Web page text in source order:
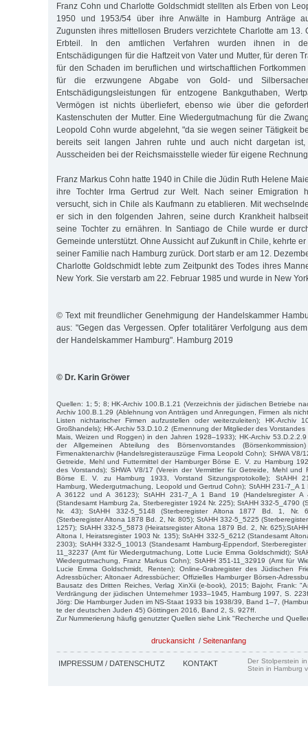
Franz Cohn und Charlotte Goldschmidt stellten als Erben von
1950 und 1953/54 über ihre Anwälte in Hamburg Anträge
Zugunsten ihres mittellosen Bruders verzichtete Charlotte am 13.
Erbteil. In den amtlichen Verfahren wurden ihnen in
Entschädigungen für die Haftzeit von Vater und Mutter, für deren
für den Schaden im beruflichen und wirtschaftlichen
für die erzwungene Abgabe von Gold- und
Entschädigungsleistungen für entzogene Bankguthaben,
Vermögen ist nichts überliefert, ebenso wie über die
Kastenschuten der Mutter. Eine Wiedergutmachung für die
Leopold Cohn wurde abgelehnt, "da sie wegen seiner Tätigkeit
bereits seit langen Jahren ruhte und auch nicht dargetan
Ausscheiden bei der Reichsmaisstelle wieder für eigene
Franz Markus Cohn hatte 1940 in Chile die Jüdin Ruth Helene
ihre Tochter Irma Gertrud zur Welt. Nach seiner Emigration
versucht, sich in Chile als Kaufmann zu etablieren. Mit
er sich in den folgenden Jahren, seine durch Krankheit
seine Tochter zu ernähren. In Santiago de Chile wurde er
Gemeinde unterstützt. Ohne Aussicht auf Zukunft in Chile, kehrte
seiner Familie nach Hamburg zurück. Dort starb er am 12.
Charlotte Goldschmidt lebte zum Zeitpunkt des Todes ihres
New York. Sie verstarb am 22. Februar 1985 und wurde in New
© Text mit freundlicher Genehmigung der Handelskammer
aus: "Gegen das Vergessen. Opfer totalitärer Verfolgung aus
der Handelskammer Hamburg". Hamburg 2019
© Dr. Karin Gröwer
Quellen: 1; 5; 8; HK-Archiv 100.B.1.21 (Verzeichnis der jüdischen Betriebe
Archiv 100.B.1.29 (Ablehnung von Anträgen und Anregungen, Firmen als
Listen nichtarischer Firmen aufzustellen oder weiterzuleiten); HK-Archiv
Großhandels); HK-Archiv 53.D.10.2 (Ernennung der Mitglieder des
Mais, Weizen und Roggen) in den Jahren 1928–1933); HK-Archiv
der Allgemeinen Abteilung des Börsenvorstandes
Firmenaktenarchiv (Handelsregisterauszüge Firma Leopold Cohn); SHWA V8/
Getreide, Mehl und Futtermittel der Hamburger Börse E. V. zu Hamburg
des Vorstands); SHWA V8/17 (Verein der Vermittler für Getreide, Mehl und
Börse E. V. zu Hamburg 1933, Vorstand Sitzungsprotokolle); StAHH
Hamburg, Wiedergutmachung, Leopold und Gertrud Cohn); StAHH 231-7_A
A 36122 und A 36123); StAHH 231-7_A 1 Band 19 (Handelsregister A
(Standesamt Hamburg 2a, Sterberegister 1924 Nr. 225); StAHH 332-5_4790
Nr. 43); StAHH 332-5_5148 (Sterberegister Altona 1877 Bd. 1, Nr.
(Sterberegister Altona 1878 Bd. 2, Nr. 805); StAHH 332-5_5225
1257); StAHH 332-5_5873 (Heiratsregister Altona 1879 Bd. 2, Nr.
Altona I, Heiratsregister 1903 Nr. 135); StAHH 332-5_6212 (Standesamt
2303); StAHH 332-5_10013 (Standesamt Hamburg-Eppendorf,
11_32237 (Amt für Wiedergutmachung, Lotte Lucie Emma Goldschmidt);
Wiedergutmachung, Franz Markus Cohn); StAHH 351-11_32919 (Amt für
Lucie Emma Goldschmidt, Renten); Online-Grabregister des Jüdischen
Adressbücher; Altonaer Adressbücher; Offizielles Hamburger Börsen-
Bausatz des Dritten Reiches, Verlag XinXii (e-book), 2015; Bajohr, Frank:
Verdrängung der jüdischen Unternehmer 1933–1945, Hamburg 1997, S.
Jörg: Die Hamburger Juden im NS-Staat 1933 bis 1938/39, Band 1–7,
te der deutschen Juden 45) Göttingen 2016, Band 2, S. 927ff.
Zur Nummerierung häufig genutzter Quellen siehe Link "Recherche und
druckansicht / Seitenanfang
IMPRESSUM / DATENSCHUTZ KONTAKT
Der Stolperstein
Stein in Hamburg